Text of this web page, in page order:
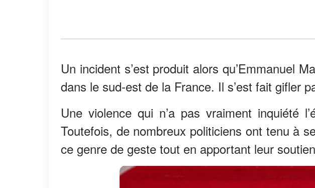
Un incident s’est produit alors qu’Emmanuel
dans le sud-est de la France. Il s’est fait gifler
Une violence qui n’a pas vraiment inquiété
Toutefois, de nombreux politiciens ont tenu à
ce genre de geste tout en apportant leur